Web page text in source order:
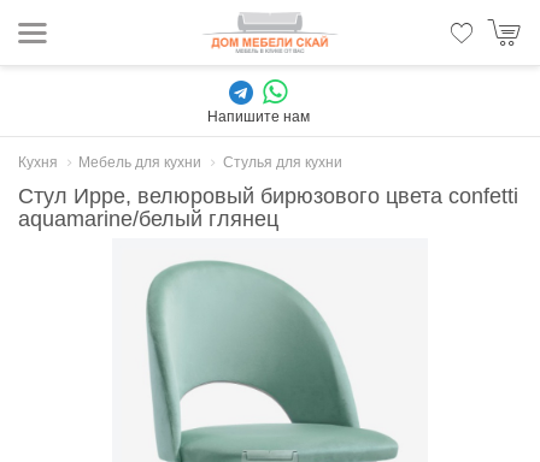
Напишите нам
Кухня Мебель для кухни Стулья для кухни
Стул Ирре, велюровый бирюзового цвета confetti
aquamarine/белый глянец